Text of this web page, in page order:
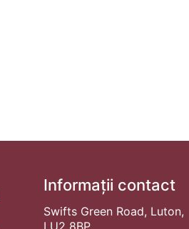
Informații contact
Swifts Green Road, Luton,
LU2 8BP